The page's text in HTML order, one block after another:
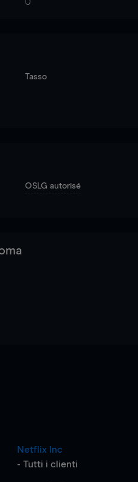
Tasso
OSLG autorisé
Netflix Inc
- Tutti i clienti